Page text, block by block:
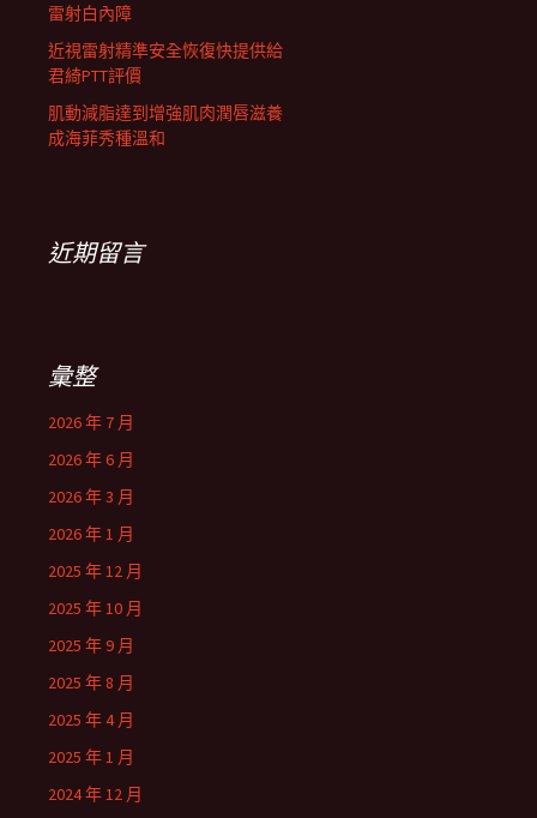
雷射白內障
近視雷射精準安全恢復快提供給
君綺PTT評價
肌動減脂達到增強肌肉潤唇滋養
成海菲秀種溫和
近期留言
彙整
2026 年 7 月
2026 年 6 月
2026 年 3 月
2026 年 1 月
2025 年 12 月
2025 年 10 月
2025 年 9 月
2025 年 8 月
2025 年 4 月
2025 年 1 月
2024 年 12 月